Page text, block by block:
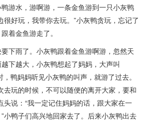
游水，游啊游，一条金鱼游到一只小灰鸭
很好玩，我带你去玩。”小灰鸭贪玩，忘记了
着金鱼游走了。
雨了。小灰鸭跟着金鱼游啊游，忽然天
下越大，小灰鸭想起了妈妈，大声叫
鸭妈妈听见小灰鸭的叫声，就游了过去。
去玩的时候，不可以随便的离开大家，要和
头说：“我一定记住妈妈的话，跟大家在一
小鸭子们高兴地回家去了。后来小灰鸭出去